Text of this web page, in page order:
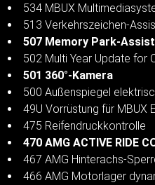
534 MBUX
513 Verkehrszeichen-
507 Memory Park-
502 Multi Year Update for
501 360°-Kamera
500 Außenspiegel
49U Vorrüstung für MBUX
475 Reifendruckkontrolle
470 AMG ACTIVE RIDE
467 AMG Hinterachs-
466 AMG Motorlager